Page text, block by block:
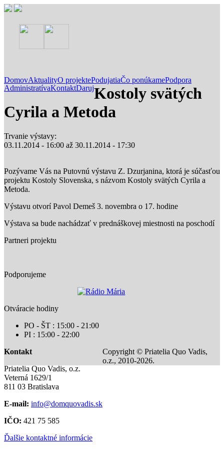
DomovAktualityO projektePodujatiaČo ponúkamePodpora
AdministratívaKontaktDarujKostoly svätých
Cyrila a Metoda
Trvanie výstavy:
03.11.2014 - 16:00 až 30.11.2014 - 17:30
Pozývame Vás na Putovnú výstavu Z. Dzurjanina, ktorá je súčasťou
projektu Kostoly Slovenska, s názvom Kostoly svätých Cyrila a
Metoda.
Výstavu otvorí Pavol Demeš 3. novembra o 17. hodine
Výstava sa bude nachádzať v prednáškovej miestnosti na poschodí
Partneri projektu
Podporujeme
Otváracie hodiny
PO - ŠT : 15:00 - 21:00
PI : 15:00 - 22:00
Kontakt
Priatelia Quo Vadis, o.z.
Veterná 1629/1
811 03 Bratislava
E-mail: info@domquovadis.sk
IČO: 421 75 585
Ďalšie kontaktné informácie
Copyright © Priatelia Quo Vadis,
o.z., 2010-2026.